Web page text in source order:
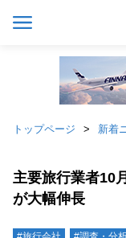
トップページ 新着
主要旅行業者10
が大幅伸長